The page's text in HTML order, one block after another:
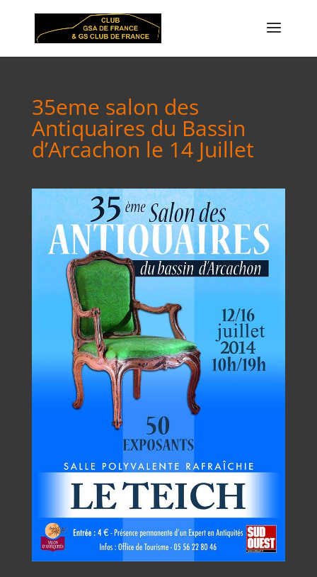
35eme salon des
Antiquaires du Bassin
d’Arcachon le 14 Juillet